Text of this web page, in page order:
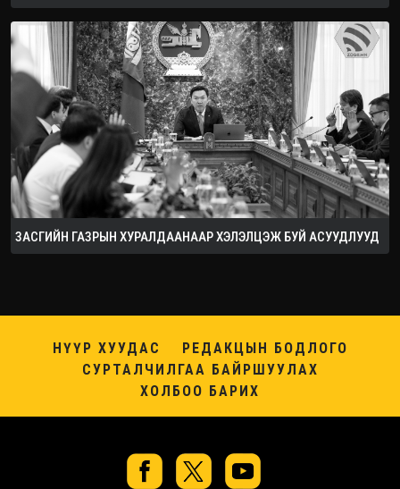
ЗАСГИЙН ГАЗРЫН ХУРАЛДААНААР ХЭЛЭЛЦЭЖ БУЙ АСУУДЛУУД
НҮҮР ХУУДАС
РЕДАКЦЫН БОДЛОГО
СУРТАЛЧИЛГАА БАЙРШУУЛАХ
ХОЛБОО БАРИХ